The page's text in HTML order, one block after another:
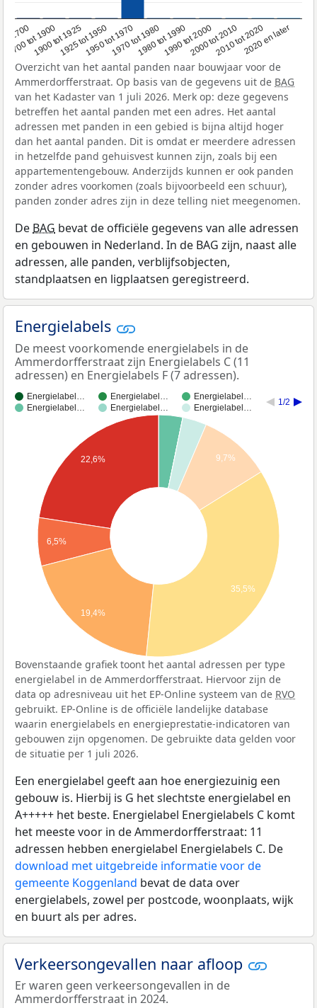
1700
1700 tot 1900
1900 tot 19251925 tot 19501950 tot 19701970 tot 19801980 tot 19901990 tot 20002000 tot 20102010 tot 20202020 en later
Overzicht van het aantal panden naar bouwjaar voor de
Ammerdorfferstraat. Op basis van de gegevens uit de BAG
van het Kadaster van 1 juli 2026. Merk op: deze gegevens
betreffen het aantal panden met een adres. Het aantal
adressen met panden in een gebied is bijna altijd hoger
dan het aantal panden. Dit is omdat er meerdere adressen
in hetzelfde pand gehuisvest kunnen zijn, zoals bij een
appartementengebouw. Anderzijds kunnen er ook panden
zonder adres voorkomen (zoals bijvoorbeeld een schuur),
panden zonder adres zijn in deze telling niet meegenomen.
De BAG bevat de officiële gegevens van alle adressen
en gebouwen in Nederland. In de BAG zijn, naast alle
adressen, alle panden, verblijfsobjecten,
standplaatsen en ligplaatsen geregistreerd.
Energielabels
De meest voorkomende energielabels in de
Ammerdorfferstraat zijn Energielabels C (11
adressen) en Energielabels F (7 adressen).
Energielabel… Energielabel…
Energielabel…
Energielabel…
Energielabel… Energielabel…
1/2
9,7%
22,6%
6,5%
19,4%
35,5%
Bovenstaande grafiek toont het aantal adressen per type
energielabel in de Ammerdorfferstraat. Hiervoor zijn de
data op adresniveau uit het EP-Online systeem van de RVO
gebruikt. EP-Online is de officiële landelijke database
waarin energielabels en energieprestatie-indicatoren van
gebouwen zijn opgenomen. De gebruikte data gelden voor
de situatie per 1 juli 2026.
Een energielabel geeft aan hoe energiezuinig een
gebouw is. Hierbij is G het slechtste energielabel en
A+++++ het beste. Energielabel Energielabels C komt
het meeste voor in de Ammerdorfferstraat: 11
adressen hebben energielabel Energielabels C. De
download met uitgebreide informatie voor de
gemeente Koggenland bevat de data over
energielabels, zowel per postcode, woonplaats, wijk
en buurt als per adres.
Verkeersongevallen naar afloop
Er waren geen verkeersongevallen in de
Ammerdorfferstraat in 2024.